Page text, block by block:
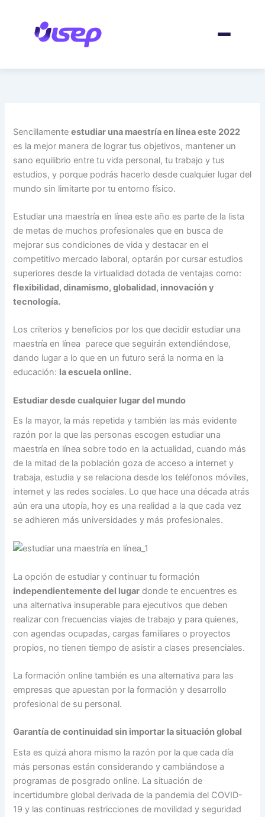
contenido
Sencillamenteestudiar una maestría en línea este 2022
es la mejor manera de lograr tus objetivos, mantener un
sano equilibrio entre tu vida personal, tu trabajo y tus
estudios, y porque podrás hacerlo desde cualquier lugar del
mundo sin limitarte por tu entorno físico.
Estudiar una maestría en línea este año es parte de la lista
de metas de muchos profesionales que en busca de
mejorar sus condiciones de vida y destacar en el
competitivo mercado laboral, optarán por cursar estudios
superiores desde la virtualidad dotada de ventajas como:
flexibilidad, dinamismo, globalidad, innovación y
tecnología.
Los criterios y beneficios por los que decidir estudiar una
maestría en línea parece que seguirán extendiéndose,
dando lugar a lo que en un futuro será la norma en la
educación: la escuela online.
Estudiar desde cualquier lugar del mundo
Es la mayor, la más repetida y también las más evidente
razón por la que las personas escogen estudiar una
maestría en línea sobre todo en la actualidad, cuando más
de la mitad de la población goza de acceso a internet y
trabaja, estudia y se relaciona desde los teléfonos móviles,
internet y las redes sociales. Lo que hace una década atrás
aún era una utopía, hoy es una realidad a la que cada vez
se adhieren más universidades y más profesionales.
La opción de estudiar y continuar tu formación
independientemente del lugar donde te encuentres es
una alternativa insuperable para ejecutivos que deben
realizar con frecuencias viajes de trabajo y para quienes,
con agendas ocupadas, cargas familiares o proyectos
propios, no tienen tiempo de asistir a clases presenciales.
La formación online también es una alternativa para las
empresas que apuestan por la formación y desarrollo
profesional de su personal.
Garantía de continuidad sin importar la situación global
Esta es quizá ahora mismo la razón por la que cada día
más personas están considerando y cambiándose a
programas de posgrado online. La situación de
incertidumbre global derivada de la pandemia del COVID-
19 y las continuas restricciones de movilidad y seguridad